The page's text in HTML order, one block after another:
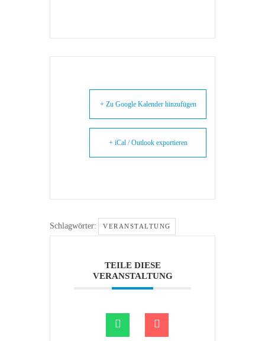
+ Zu Google Kalender hinzufügen
+ iCal / Outlook exportieren
Schlagwörter: VERANSTALTUNG
TEILE DIESE
VERANSTALTUNG